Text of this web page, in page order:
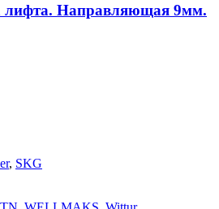
Направляющая 9мм.
, SKG